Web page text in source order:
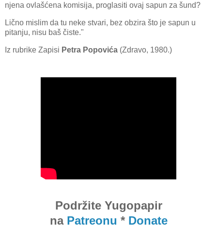
njena ovlašćena komisija, proglasiti ovaj sapun za šund?
Lično mislim da tu neke stvari, bez obzira što je sapun u
pitanju, nisu baš čiste."
Iz rubrike Zapisi Petra Popovića (Zdravo, 1980.)
Podržite Yugopapir
na Patreonu * Donate